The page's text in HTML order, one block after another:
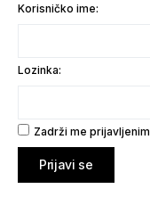
Korisničko ime:
Lozinka:
Zadrži me prijavljenim
Prijavi se